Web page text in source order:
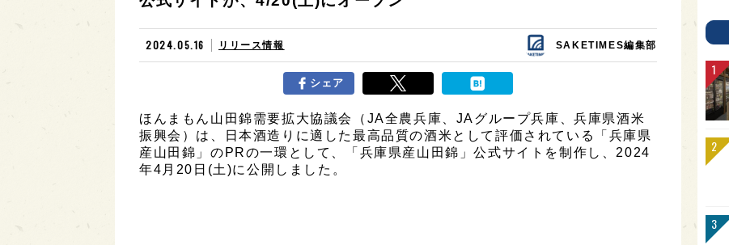
2024.05.16 リリース情報 SAKETIMES編集部
シェア
ほんまもん山田錦需要拡大協議会（JA全農兵庫、JAグループ兵庫、兵庫県酒米
振興会）は、日本酒造りに適した最高品質の酒米として評価されている「兵庫県
産山田錦」のPRの一環として、「兵庫県産山田錦」公式サイトを制作し、2024
年4月20日(土)に公開しました。